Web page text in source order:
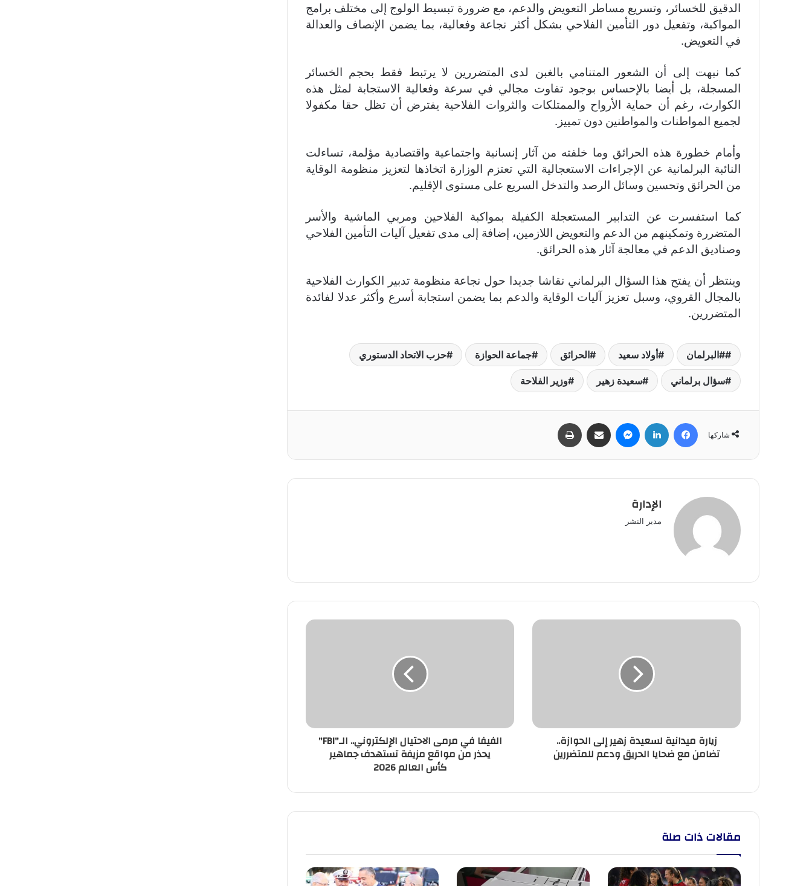
الدقيق للخسائر، وتسريع مساطر التعويض والدعم، مع ضرورة تبسيط الولوج إلى مختلف برامج
المواكبة، وتفعيل دور التأمين الفلاحي بشكل أكثر نجاعة وفعالية، بما يضمن الإنصاف والعدالة
في التعويض.
كما نبهت إلى أن الشعور المتنامي بالغبن لدى المتضررين لا يرتبط فقط بحجم الخسائر
المسجلة، بل أيضا بالإحساس بوجود تفاوت مجالي في سرعة وفعالية الاستجابة لمثل هذه
الكوارث، رغم أن حماية الأرواح والممتلكات والثروات الفلاحية يفترض أن تظل حقا مكفولا
لجميع المواطنات والمواطنين دون تمييز.
وأمام خطورة هذه الحرائق وما خلفته من آثار إنسانية واجتماعية واقتصادية مؤلمة، تساءلت
النائبة البرلمانية عن الإجراءات الاستعجالية التي تعتزم الوزارة اتخاذها لتعزيز منظومة الوقاية
من الحرائق وتحسين وسائل الرصد والتدخل السريع على مستوى الإقليم.
كما استفسرت عن التدابير المستعجلة الكفيلة بمواكبة الفلاحين ومربي الماشية والأسر
المتضررة وتمكينهم من الدعم والتعويض اللازمين، إضافة إلى مدى تفعيل آليات التأمين الفلاحي
وصناديق الدعم في معالجة آثار هذه الحرائق.
وينتظر أن يفتح هذا السؤال البرلماني نقاشا جديدا حول نجاعة منظومة تدبير الكوارث الفلاحية
بالمجال القروي، وسبل تعزيز آليات الوقاية والدعم بما يضمن استجابة أسرع وأكثر عدلا لفائدة
المتضررين.
#البرلمان أولاد سعيد الحرائق جماعة الحوازة حزب الاتحاد الدستوري
سؤال برلماني سعيدة زهير وزير الفلاحة
شاركها
فيسبوك لينكدإن ماسنجر مشاركة عبر البريد
الإدارة
مدير النشر
زيارة
ضحايا
زيارة ميدانية لسعيدة زهير إلى الحوازة..
تضامن مع ضحايا الحريق ودعم للمتضررين
الفيفا
مواقع
مزيفة
تستهدف
الفيفا في مرمى الاحتيال الإلكتروني.. الـ"FBI"
يحذر من مواقع مزيفة تستهدف جماهير
كأس العالم 2026
مقالات ذات صلة